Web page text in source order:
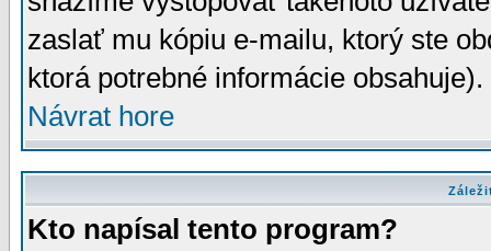
zaslať mu kópiu e-mailu, ktorý ste
ktorá potrebné informácie
Návrat hore
Kto napísal tento program?